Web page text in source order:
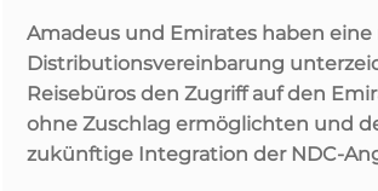
Amadeus und Emirates haben eine
Distributionsvereinbarung
Reisebüros den Zugriff auf den
ohne Zuschlag ermöglichten und
zukünftige Integration der NDC-